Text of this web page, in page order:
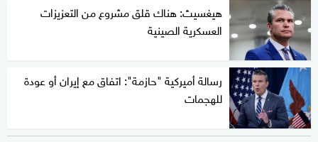
هيغسيث: هناك قلق مشروع من التعزيزات
العسكرية الصينية
رسالة أميركية "حازمة": اتفاق مع إيران أو عودة
للهجمات